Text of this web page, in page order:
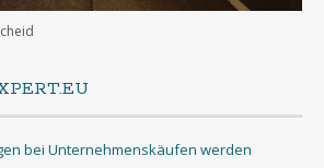
bei Unternehmenskäufen werden